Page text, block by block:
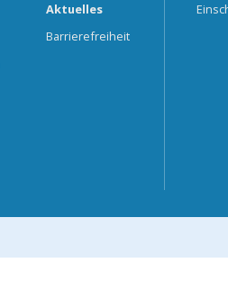
Aktuelles
Barrierefreiheit